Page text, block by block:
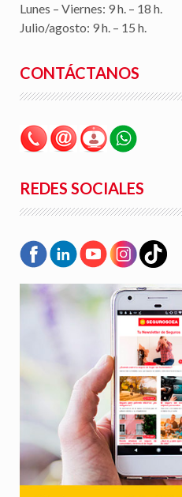
Lunes – Viernes: 9 h. – 18 h.
Julio/agosto: 9 h. – 15 h.
CONTÁCTANOS
REDES SOCIALES